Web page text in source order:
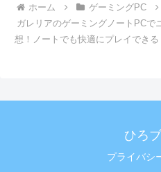
ホーム ゲーミングPC
ガレリアのゲーミングノートPCで
想！ノートでも快適にプレイできる
ひろ
プライバシ